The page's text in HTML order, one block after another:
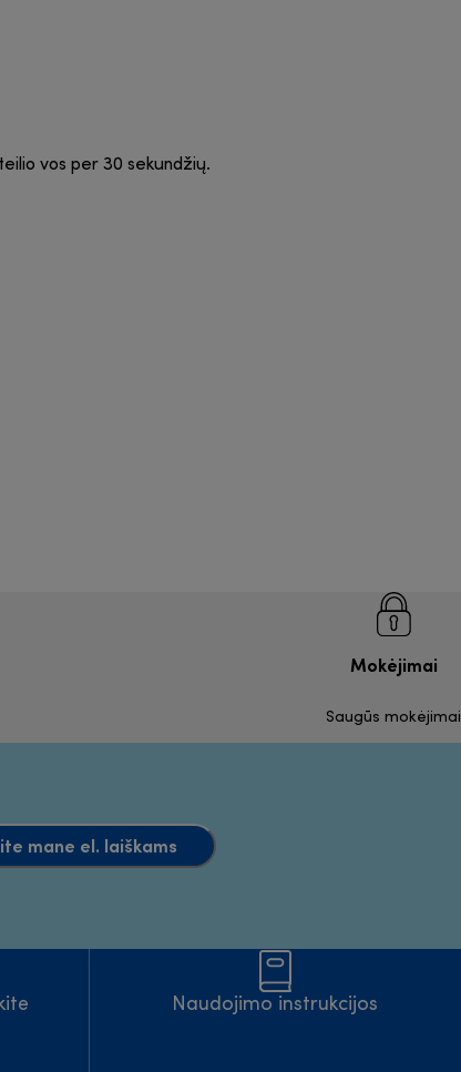
vos per 30 sekundžių.
Mokėjimai
Saugūs mokėjimai
mane el. laiškams
Naudojimo instrukcijos